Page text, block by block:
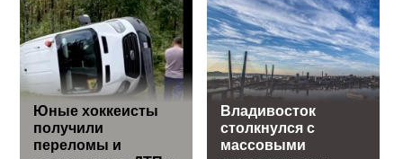
Юные хоккеисты
получили
переломы и
Владивосток
столкнулся с
массовыми